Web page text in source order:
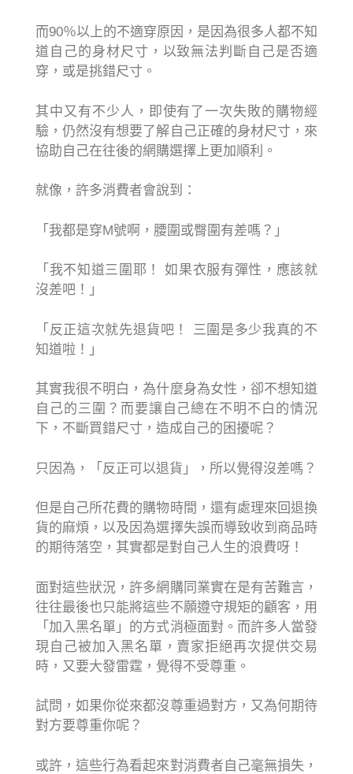
而90％以上的不適穿原因，是因為很多人都不知
道自己的身材尺寸，以致無法判斷自己是否適
穿，或是挑錯尺寸。
其中又有不少人，即使有了一次失敗的購物經
驗，仍然沒有想要了解自己正確的身材尺寸，來
協助自己在往後的網購選擇上更加順利。
就像，許多消費者會說到：
「我都是穿M號啊，腰圍或臀圍有差嗎？」
「我不知道三圍耶！ 如果衣服有彈性，應該就
沒差吧！」
「反正這次就先退貨吧！ 三圍是多少我真的不
知道啦！」
其實我很不明白，為什麼身為女性，卻不想知道
自己的三圍？而要讓自己總在不明不白的情況
下，不斷買錯尺寸，造成自己的困擾呢？
只因為，「反正可以退貨」，所以覺得沒差嗎？
但是自己所花費的購物時間，還有處理來回退換
貨的麻煩，以及因為選擇失誤而導致收到商品時
的期待落空，其實都是對自己人生的浪費呀！
面對這些狀況，許多網購同業實在是有苦難言，
往往最後也只能將這些不願遵守規矩的顧客，用
「加入黑名單」的方式消極面對。而許多人當發
現自己被加入黑名單，賣家拒絕再次提供交易
時，又要大發雷霆，覺得不受尊重。
試問，如果你從來都沒尊重過對方，又為何期待
對方要尊重你呢？
或許，這些行為看起來對消費者自己毫無損失，